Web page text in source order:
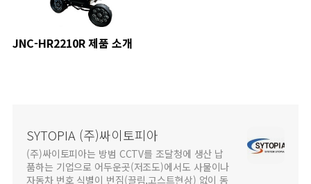
JNC-HR2210R 제품 소개
SYTOPIA (주)싸이토피아
(주)싸이토피아는 방범 CCTV를 조달청에 생산 납
품하는 기업으로 어두운곳(저조도)에서도 사물이나
자동차 번호 식별이 번짐(끌림,고스트현상) 없이 동